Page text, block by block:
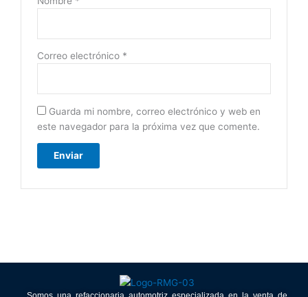
Correo electrónico *
Guarda mi nombre, correo electrónico y web en
este navegador para la próxima vez que comente.